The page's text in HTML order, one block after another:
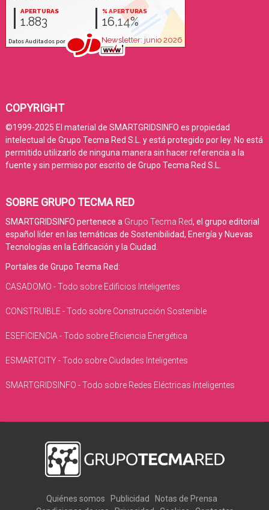
COPYRIGHT
©1999-2025 El material de SMARTGRIDSINFO es propiedad
intelectual de Grupo Tecma Red S.L. y está protegido por ley. No está
permitido utilizarlo de ninguna manera sin hacer referencia a la
fuente y sin permiso por escrito de Grupo Tecma Red S.L.
SOBRE GRUPO TECMA RED
SMARTGRIDSINFO pertenece a Grupo Tecma Red, el grupo editorial
español líder en las temáticas de Sostenibilidad, Energía y Nuevas
Tecnologías en la Edificación y la Ciudad.
Portales de Grupo Tecma Red:
CASADOMO - Todo sobre Edificios Inteligentes
CONSTRUIBLE - Todo sobre Construcción Sostenible
ESEFICIENCIA - Todo sobre Eficiencia Energética
ESMARTCITY - Todo sobre Ciudades Inteligentes
SMARTGRIDSINFO - Todo sobre Redes Eléctricas Inteligentes
Quiénes somos Publicidad
Notas de Prensa